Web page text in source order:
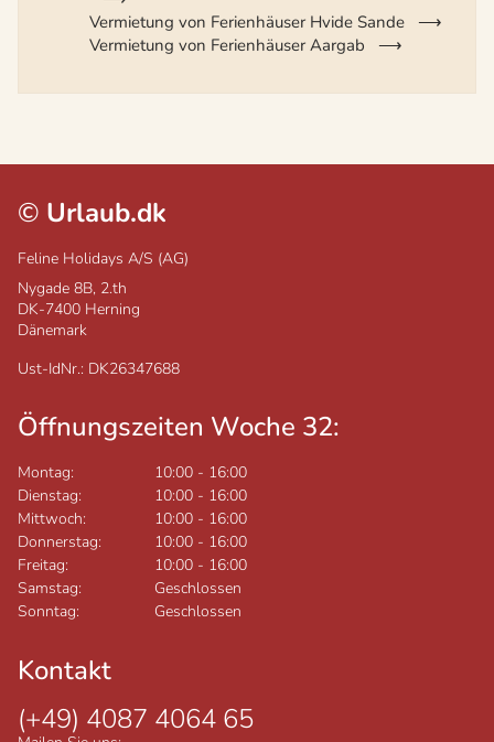
Vermietung von Ferienhäuser Hvide Sande
Vermietung von Ferienhäuser Aargab
© Urlaub.dk
Feline Holidays A/S (AG)
Nygade 8B, 2.th
DK-7400 Herning
Dänemark
Ust-IdNr.: DK26347688
Öffnungszeiten Woche 32:
Montag: 10:00 - 16:00
Dienstag:
10:00 - 16:00
Mittwoch:
10:00 - 16:00
Donnerstag:
10:00 - 16:00
Freitag:
10:00 - 16:00
Samstag:
Geschlossen
Sonntag:
Geschlossen
Kontakt
(+49) 4087 4064 65